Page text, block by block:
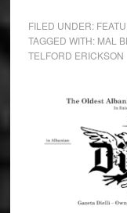
FILED UNDER:
TAGGED WITH: MAL
TELFORD ERICKSON